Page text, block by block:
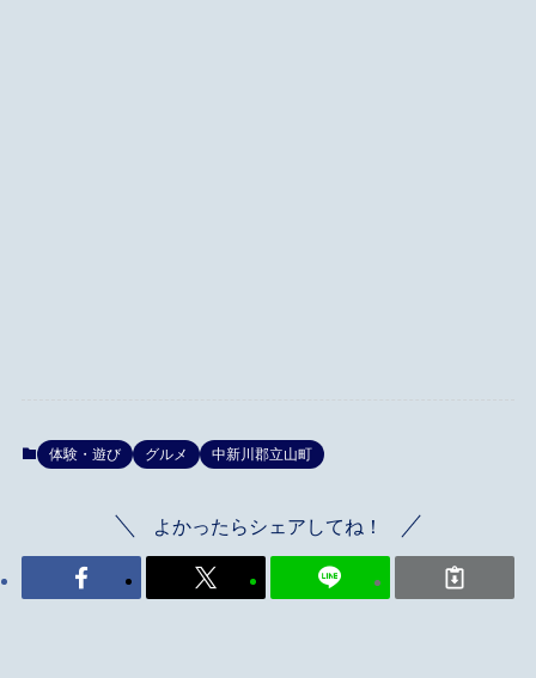
体験・遊び グルメ 中新川郡立山町
よかったらシェアしてね！